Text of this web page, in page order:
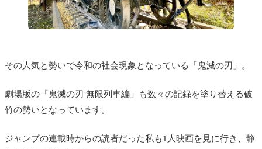
その人気と勢いで令和の社会現象となっている「鬼滅の刃」。
劇場版の『鬼滅の刃 無限列車編」も数々の記録を塗り替える破
竹の勢いとなっています。
ジャンプの連載時からの読者だった私も1人映画を見に行き、静